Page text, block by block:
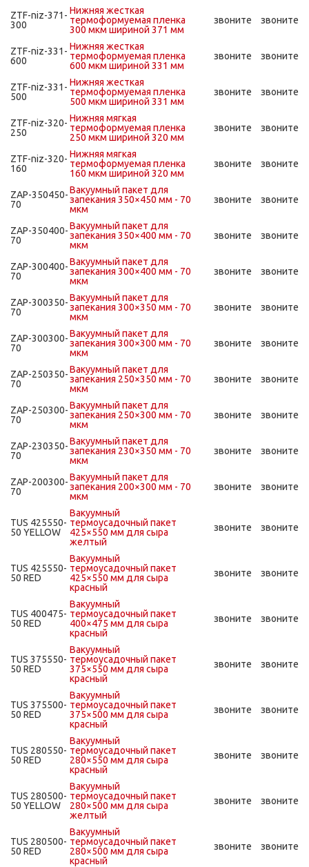
ZTF-niz-371-
300
Нижняя жесткая
термоформуемая пленка
300 мкм шириной 371 мм
звоните звоните
ZTF-niz-331-
600
Нижняя жесткая
термоформуемая пленка
600 мкм шириной 331 мм
звоните звоните
ZTF-niz-331-
500
Нижняя жесткая
термоформуемая пленка
500 мкм шириной 331 мм
звоните звоните
ZTF-niz-320-
250
Нижняя мягкая
термоформуемая пленка
250 мкм шириной 320 мм
звоните звоните
ZTF-niz-320-
160
Нижняя мягкая
термоформуемая пленка
160 мкм шириной 320 мм
звоните звоните
ZAP-350450-
70
Вакуумный пакет для
запекания 350×450 мм - 70
мкм
звоните звоните
ZAP-350400-
70
Вакуумный пакет для
запекания 350×400 мм - 70
мкм
звоните звоните
ZAP-300400-
70
Вакуумный пакет для
запекания 300×400 мм - 70
мкм
звоните звоните
ZAP-300350-
70
Вакуумный пакет для
запекания 300×350 мм - 70
мкм
звоните звоните
ZAP-300300-
70
Вакуумный пакет для
запекания 300×300 мм - 70
мкм
звоните звоните
ZAP-250350-
70
Вакуумный пакет для
запекания 250×350 мм - 70
мкм
звоните звоните
ZAP-250300-
70
Вакуумный пакет для
запекания 250×300 мм - 70
мкм
звоните звоните
ZAP-230350-
70
Вакуумный пакет для
запекания 230×350 мм - 70
мкм
звоните звоните
ZAP-200300-
70
Вакуумный пакет для
запекания 200×300 мм - 70
мкм
звоните звоните
TUS 425550-
50 YELLOW
Вакуумный
термоусадочный пакет
425×550 мм для сыра
желтый
звоните звоните
TUS 425550-
50 RED
Вакуумный
термоусадочный пакет
425×550 мм для сыра
красный
звоните звоните
TUS 400475-
50 RED
Вакуумный
термоусадочный пакет
400×475 мм для сыра
красный
звоните звоните
TUS 375550-
50 RED
Вакуумный
термоусадочный пакет
375×550 мм для сыра
красный
звоните звоните
TUS 375500-
50 RED
Вакуумный
термоусадочный пакет
375×500 мм для сыра
красный
звоните звоните
TUS 280550-
50 RED
Вакуумный
термоусадочный пакет
280×550 мм для сыра
красный
звоните звоните
TUS 280500-
50 YELLOW
Вакуумный
термоусадочный пакет
280×500 мм для сыра
желтый
звоните звоните
TUS 280500-
50 RED
Вакуумный
термоусадочный пакет
280×500 мм для сыра
красный
звоните звоните